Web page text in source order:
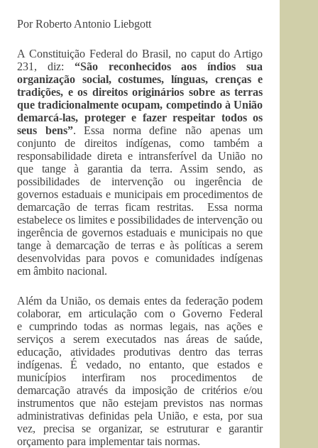
Por Roberto Antonio Liebgott
A Constituição Federal do Brasil, no caput do Artigo
231, diz: “São reconhecidos aos índios sua
organização social, costumes, línguas, crenças e
tradições, e os direitos originários sobre as terras
que tradicionalmente ocupam, competindo à União
demarcá-las, proteger e fazer respeitar todos os
seus bens”. Essa norma define não apenas um
conjunto de direitos indígenas, como também a
responsabilidade direta e intransferível da União no
que tange à garantia da terra. Assim sendo, as
possibilidades de intervenção ou ingerência de
governos estaduais e municipais em procedimentos de
demarcação de terras ficam restritas. Essa norma
estabelece os limites e possibilidades de intervenção ou
ingerência de governos estaduais e municipais no que
tange à demarcação de terras e às políticas a serem
desenvolvidas para povos e comunidades indígenas
em âmbito nacional.
Além da União, os demais entes da federação podem
colaborar, em articulação com o Governo Federal
e cumprindo todas as normas legais, nas ações e
serviços a serem executados nas áreas de saúde,
educação, atividades produtivas dentro das terras
indígenas. É vedado, no entanto, que estados e
municípios interfiram nos procedimentos de
demarcação através da imposição de critérios e/ou
instrumentos que não estejam previstos nas normas
administrativas definidas pela União, e esta, por sua
vez, precisa se organizar, se estruturar e garantir
orçamento para implementar tais normas.